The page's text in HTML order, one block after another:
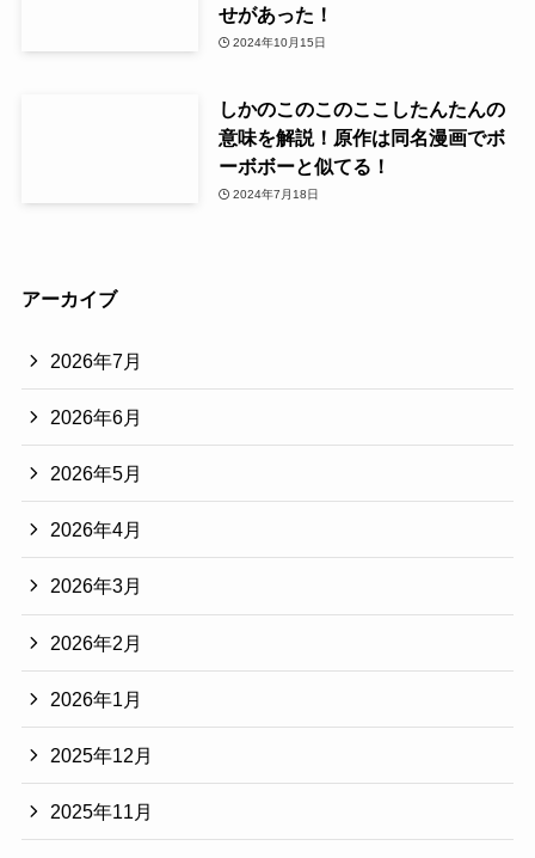
せがあった！
2024年10月15日
しかのこのこのここしたんたんの
意味を解説！原作は同名漫画でボ
ーボボーと似てる！
2024年7月18日
アーカイブ
2026年7月
2026年6月
2026年5月
2026年4月
2026年3月
2026年2月
2026年1月
2025年12月
2025年11月